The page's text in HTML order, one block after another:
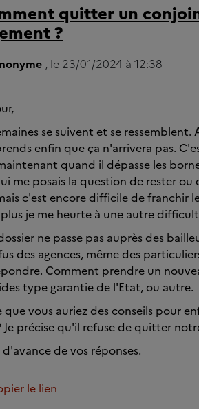
quitter un
?
, le 23/01/2024 à 12:38
se suivent et se
enfin que ça n'arrivera pas.
quand il dépasse les
me posais la question de rester ou
c'est encore difficile de franchir
je me heurte à une autre
ne passe pas auprès des
des agences, même des
Comment prendre un
type garantie de l'Etat, ou autre.
que vous auriez des conseils pour
Je précise qu'il refuse de quitter
de vos réponses.
le lien